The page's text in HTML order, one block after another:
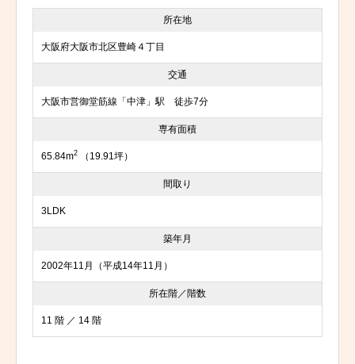
所在地
大阪府大阪市北区豊崎４丁目
交通
大阪市営御堂筋線「中津」駅 徒歩7分
専有面積
65.84m2 （19.91坪）
間取り
3LDK
築年月
2002年11月（平成14年11月）
所在階／階数
11 階 ／ 14 階